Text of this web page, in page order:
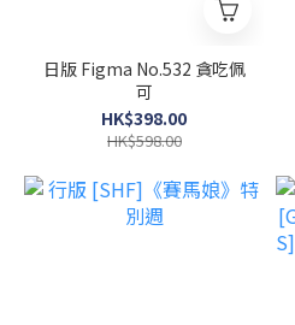
日版 Figma No.532 貪吃佩
可
HK$398.00
HK$598.00